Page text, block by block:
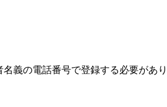
義の電話番号で登録する必要があ